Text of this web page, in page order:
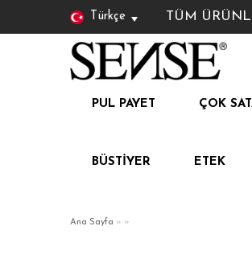
Türkçe TÜM
PUL PAYET ÇOK
BÜSTIYER ETEK
Ana Sayfa » »